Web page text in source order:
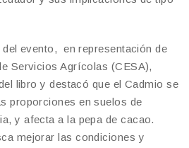
evento, en representación de
Servicios Agrícolas (CESA),
libro y destacó que el Cadmio se
proporciones en suelos de
y afecta a la pepa de cacao.
mejorar las condiciones y